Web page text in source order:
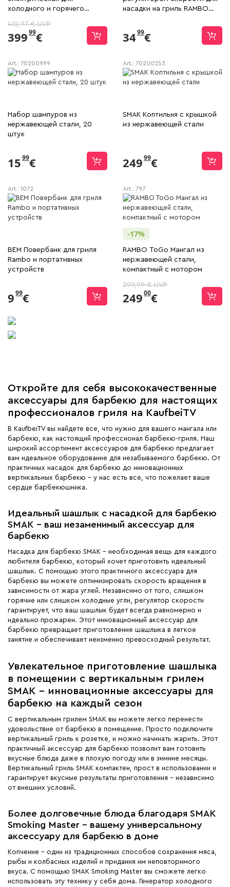
холодного и горячего
412,97 € UVP
39999€
насадки на гриль RAMBO
3499€
Art.: 70200999
Набор шампуров из
нержавеющей стали, 20
штук
1599€
Art.: 70200253
SMAK Коптильня с крышкой
из нержавеющей стали
24999€
Art.: 1072
BEM Повербанк для гриля
Rambo и портативных
устройств
999€
Art.: 797
-17%
RAMBO ToGo Мангал из
нержавеющей стали,
компактный с мотором
299,99 € UVP
24900€
Откройте для себя высококачественные
аксессуары для барбекю для настоящих
профессионалов гриля на KaufbeiTV
В KaufbeiTV вы найдете все, что нужно для вашего мангала или
барбекю, как настоящий профессионал барбекю-гриля. Наш
широкий ассортимент аксессуаров для барбекю предлагает
вам идеальное оборудование для незабываемого барбекю. От
практичных насадок для барбекю до инновационных
вертикальных барбекю - у нас есть все, что пожелает ваше
сердце барбекюшника.
Идеальный шашлык с насадкой для барбекю
SMAK - ваш незаменимый аксессуар для
барбекю
Насадка для барбекю SMAK - необходимая вещь для каждого
любителя барбекю, который хочет приготовить идеальный
шашлык. С помощью этого практичного аксессуара для
барбекю вы можете оптимизировать скорость вращения в
зависимости от жара углей. Независимо от того, слишком
горячие или слишком холодные угли, регулятор скорости
гарантирует, что ваш шашлык будет всегда равномерно и
идеально прожарен. Этот инновационный аксессуар для
барбекю превращает приготовление шашлыка в легкое
занятие и обеспечивает неизменно превосходный результат.
Увлекательное приготовление шашлыка
в помещении с вертикальным грилем
SMAK - инновационные аксессуары для
барбекю на каждый сезон
С вертикальным грилем SMAK вы можете легко перенести
удовольствие от барбекю в помещение. Просто подключите
вертикальный гриль к розетке, и можно начинать жарить. Этот
практичный аксессуар для барбекю позволит вам готовить
вкусные блюда даже в плохую погоду или в зимние месяцы.
Вертикальный гриль SMAK компактен, прост в использовании и
гарантирует вкусные результаты приготовления - независимо
от внешних условий.
Более долговечные блюда благодаря SMAK
Smoking Master - вашему универсальному
аксессуару для барбекю в доме
Копчение - один из традиционных способов сохранения мяса,
рыбы и колбасных изделий и придания им неповторимого
вкуса. С помощью SMAK Smoking Master вы сможете легко
использовать эту технику у себя дома. Генератор холодного